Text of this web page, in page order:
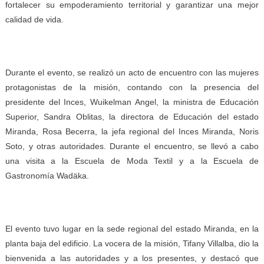
fortalecer su empoderamiento territorial y garantizar una mejor
calidad de vida.
Durante el evento, se realizó un acto de encuentro con las mujeres
protagonistas de la misión, contando con la presencia del
presidente del Inces, Wuikelman Angel, la ministra de Educación
Superior, Sandra Oblitas, la directora de Educación del estado
Miranda, Rosa Becerra, la jefa regional del Inces Miranda, Noris
Soto, y otras autoridades. Durante el encuentro, se llevó a cabo
una visita a la Escuela de Moda Textil y a la Escuela de
Gastronomía Wadäka.
El evento tuvo lugar en la sede regional del estado Miranda, en la
planta baja del edificio. La vocera de la misión, Tifany Villalba, dio la
bienvenida a las autoridades y a los presentes, y destacó que